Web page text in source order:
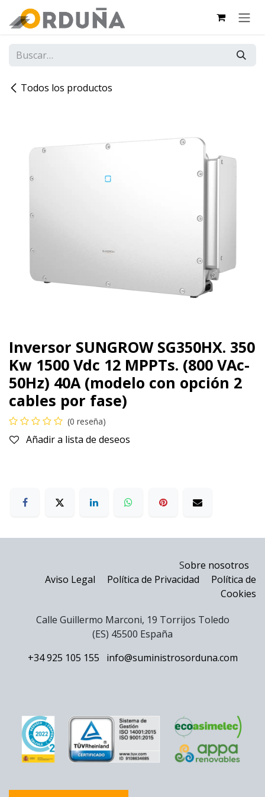
Todos los productos
Inversor SUNGROW SG350HX. 350
Kw 1500 Vdc 12 MPPTs. (800 VAc-
50Hz) 40A (modelo con opción 2
cables por fase)
(0 reseña)
Añadir a lista de deseos
Sobre nosotros
Aviso Legal
Política de Privacidad
Política de
Cookies
Calle Guillermo Marconi, 19 Torrijos Toledo
(ES) 45500 España
+34 925 105 155
info@suministrosorduna.com